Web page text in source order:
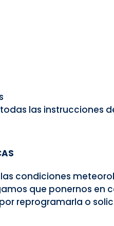
las instrucciones
condiciones
que ponernos en
reprogramarla o